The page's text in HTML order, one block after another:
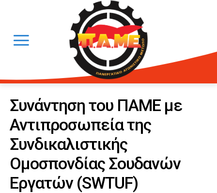
Συνάντηση του ΠΑΜΕ με
Αντιπροσωπεία της
Συνδικαλιστικής
Ομοσπονδίας Σουδανών
Εργατών (SWTUF)